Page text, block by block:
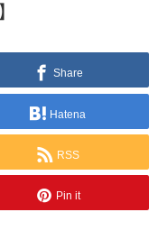
Share
Hatena
RSS
Pin it